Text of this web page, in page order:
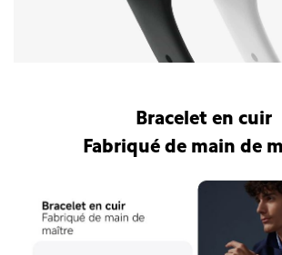
Bracelet en cuir
Fabriqué de main de